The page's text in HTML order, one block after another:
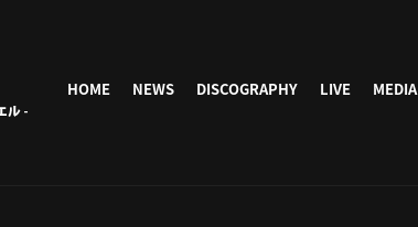
HOME NEWS DISCOGRAPHY LIVE MEDIA